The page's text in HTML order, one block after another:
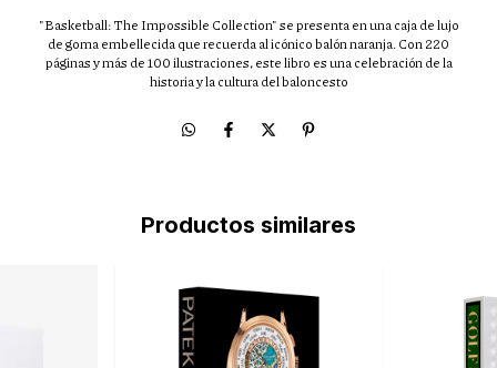
"Basketball: The Impossible Collection" se presenta en una caja de lujo
de goma embellecida que recuerda al icónico balón naranja.Con 220
páginas y más de 100 ilustraciones, este libro es una celebración de la
historia y la cultura del baloncesto
Productos similares